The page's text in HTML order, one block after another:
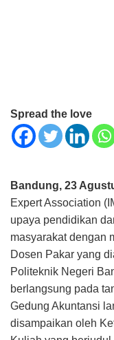
Spread the love
Bandung, 23
Expert Association
upaya pendidikan
masyarakat dengan
Dosen Pakar yang
Politeknik Negeri
berlangsung pada
Gedung Akuntansi
disampaikan oleh